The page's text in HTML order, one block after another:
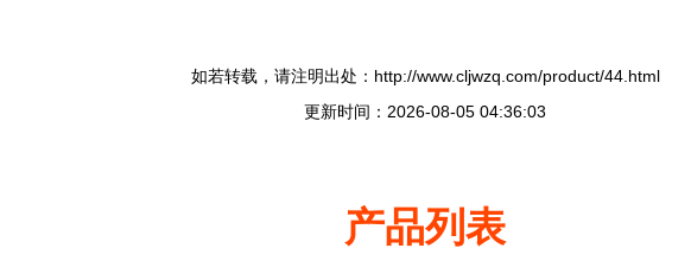
如若转载，请注明出处：http://www.cljwzq.com/product/44.html
更新时间：2026-08-05 04:36:03
产品列表